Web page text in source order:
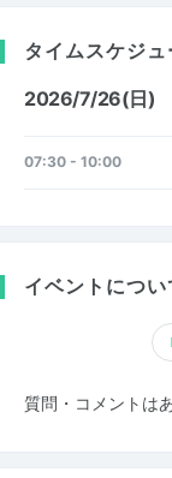
タイムスケジ
2026/7/26(日)
07:30 - 10:00
イベントにつ
質問・コメントは